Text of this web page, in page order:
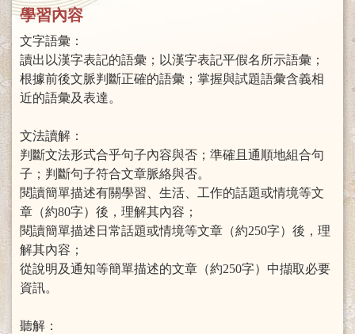
學習內容
文字語彙：
讀出以漢字表記的語彙；以漢字表記平假名所示語彙；
根據前後文脈判斷正確的語彙；掌握與試題語彙含義相
近的語彙及表達。
文法讀解：
判斷文法形式合乎句子內容與否；準確且通順地組合句
子；判斷句子符合文章脈絡與否。
閱讀簡單描述有關學習、生活、工作的話題或情境等文
章（約80字）後，理解其內容；
閱讀簡單描述日常話題或情境等文章（約250字）後，理
解其內容；
從說明及通知等簡單描述的文章（約250字）中擷取必要
資訊。
聽解：